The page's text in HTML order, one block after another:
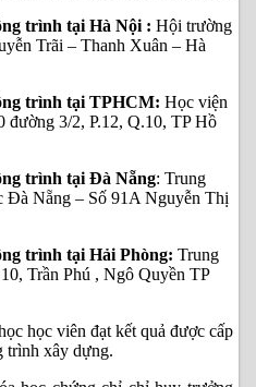
trình tại Hà Nội : Hội trường
Trãi – Thanh Xuân – Hà
trình tại TPHCM: Học viện
đường 3/2, P.12, Q.10, TP Hồ
trình tại Đà Nẵng: Trung
Đà Nẵng – Số 91A Nguyễn Thị
trình tại Hải Phòng: Trung
Trần Phú , Ngô Quyền TP
học viên đạt kết quả được cấp
trình xây dựng.